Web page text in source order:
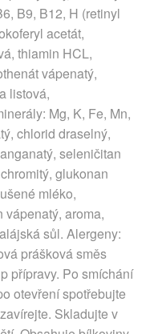
B9, B12, H (retinyl
acetát,
thiamin HCL,
vápenatý,
listová,
Mg, K, Fe, Mn,
chlorid draselný,
seleničitan
glukonan
mléko,
vápenatý, aroma,
sůl. Alergeny:
prášková směs
přípravy. Po smíchání
otevření spotřebujte
Skladujte v